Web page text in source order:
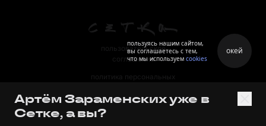
пользовательское
соглашение
политика персональных
правила
Артём Зараменских уже в
Сетке, а вы?
пользуясь нашим сайтом,
вы соглашаетесь с тем,
что мы используем cookies
окей